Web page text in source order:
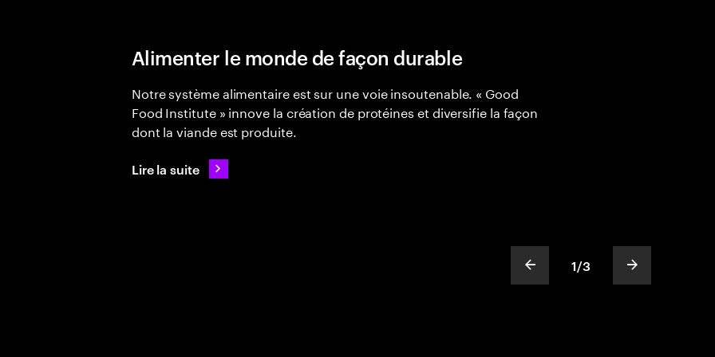
show previous slide
slideText
1
ofText
/3 show next
Alimenter le monde de façon durable
Notre système alimentaire est sur une voie insoutenable. « Good
Food Institute » innove la création de protéines et diversifie la façon
dont la viande est produite.
Lire la suite